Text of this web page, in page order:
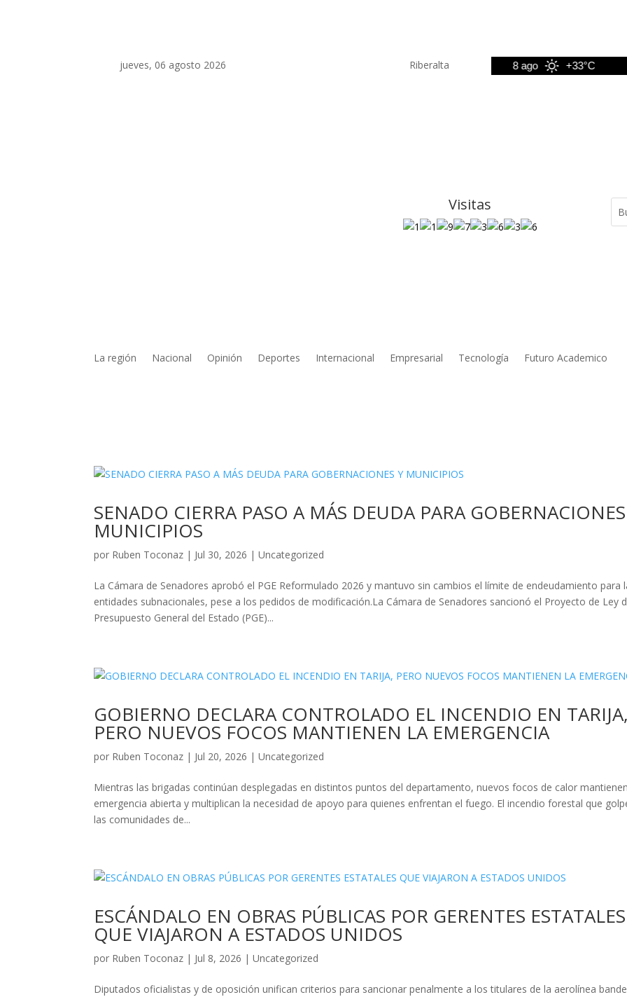
jueves, 06 agosto 2026 Riberalta
+33°C 8 ago +33°C
Visitas
La región Nacional Opinión Deportes Internacional Empresarial Tecnología Futuro Academico
SENADO CIERRA PASO A MÁS DEUDA PARA
MUNICIPIOS
por Ruben Toconaz | Jul 30, 2026 |Uncategorized
La Cámara de Senadores aprobó el PGE Reformulado 2026 y mantuvo sin cambios el límite de endeudamiento para
entidades subnacionales, pese a los pedidos de modificación.La Cámara de Senadores sancionó el Proyecto de Ley
Presupuesto General del Estado (PGE)...
GOBIERNO DECLARA CONTROLADO EL INCENDIO EN
PERO NUEVOS FOCOS MANTIENEN LA EMERGENCIA
por Ruben Toconaz | Jul 20, 2026 |Uncategorized
Mientras las brigadas continúan desplegadas en distintos puntos del departamento, nuevos focos de calor
emergencia abierta y multiplican la necesidad de apoyo para quienes enfrentan el fuego. El incendio forestal que
las comunidades de...
ESCÁNDALO EN OBRAS PÚBLICAS POR GERENTES ESTATALES
QUE VIAJARON A ESTADOS UNIDOS
por Ruben Toconaz | Jul 8, 2026 |Uncategorized
Diputados oficialistas y de oposición unifican criterios para sancionar penalmente a los titulares de la aerolínea